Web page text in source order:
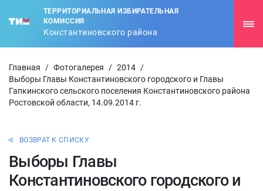
ТЕРРИТОРИАЛЬНАЯ ИЗБИРАТЕЛЬНАЯ
КОМИССИЯ
Константиновского района
Главная / Фотогалерея / 2014 /
Выборы Главы Константиновского городского и Главы
Гапкинского сельского поселения Константиновского района
Ростовской области, 14.09.2014 г.
ВОЗВРАТ К СПИСКУ
Выборы Главы
Константиновского городского и